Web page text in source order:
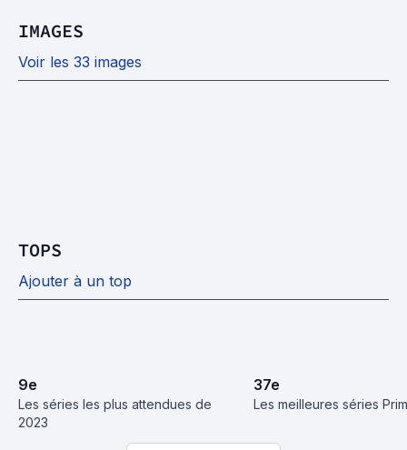
IMAGES
Voir les 33 images
TOPS
Ajouter à un top
9e
Les séries les plus attendues de
2023
37e
Les meilleures séries